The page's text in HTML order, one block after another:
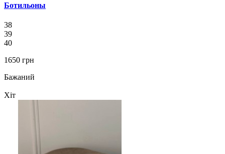
Ботильоны
38
39
40
1650 грн
Бажаний
Хіт